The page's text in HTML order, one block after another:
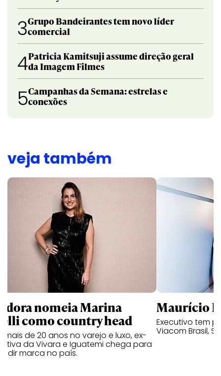
3Grupo Bandeirantes tem novo líder
comercial
4Patricia Kamitsuji assume direção geral
da Imagem Filmes
5Campanhas da Semana: estrelas e
conexões
veja também
nomeia Marina
como country head
mais de 20 anos no varejo e luxo, ex-
da Vivara e Iguatemi chega para
marca no país.
Maurício
Executivo tem
Viacom Brasil,